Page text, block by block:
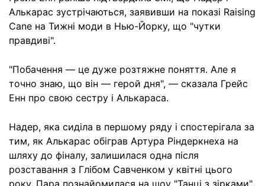
Алькарас зустрічаються, заявивши на показі Raising
Cane на Тижні моди в Нью-Йорку, що "чутки
правдиві".
"Побачення — це дуже розтяжне поняття. Але я
точно знаю, що він — герой дня", — сказала Грейс
Енн про свою сестру і Алькараса.
Надер, яка сиділа в першому ряду і спостерігала за
тим, як Алькарас обіграв Артура Ріндеркнеха на
шляху до фіналу, залишилася одна після
розставання з Глібом Савченком у квітні цього
року. Пара познайомилася на шоу "Танці з зірками".